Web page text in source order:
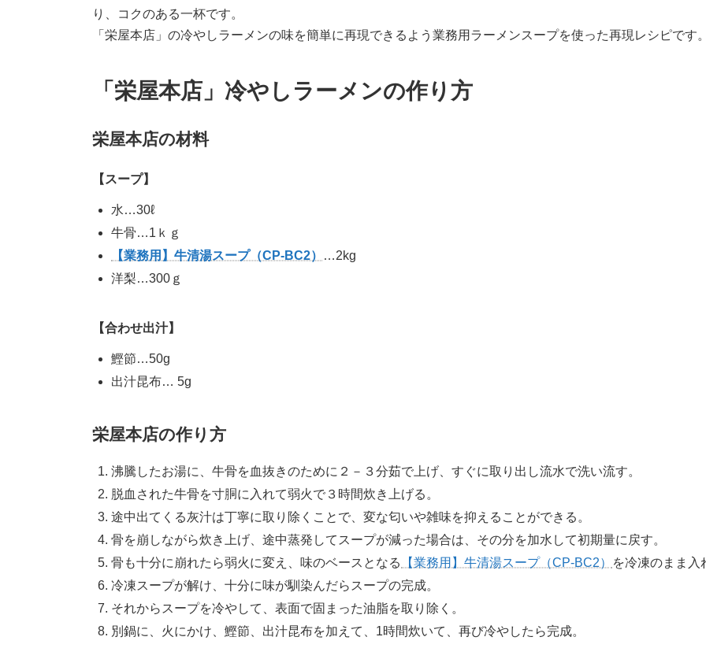
り、コクのある一杯です。
「栄屋本店」の冷やしラーメンの味を簡単に再現できるよう業務用ラーメンスープを使った再現レシピです。
「栄屋本店」冷やしラーメンの作り方
栄屋本店の材料
【スープ】
水…30ℓ
牛骨…1ｋｇ
【業務用】牛清湯スープ（CP-BC2）
…2kg
洋梨…300ｇ
【合わせ出汁】
鰹節…50g
出汁昆布… 5g
栄屋本店の作り方
沸騰したお湯に、牛骨を血抜きのために２－３分茹で上げ、すぐに取り出し流水で洗い流す。
脱血された牛骨を寸胴に入れて弱火で３時間炊き上げる。
途中出てくる灰汁は丁寧に取り除くことで、変な匂いや雑味を抑えることができる。
骨を崩しながら炊き上げ、途中蒸発してスープが減った場合は、その分を加水して初期量に戻す。
骨も十分に崩れたら弱火に変え、味のベースとなる
【業務用】牛清湯スープ（CP-BC2）
を冷凍のまま入
冷凍スープが解け、十分に味が馴染んだらスープの完成。
それからスープを冷やして、表面で固まった油脂を取り除く。
別鍋に、火にかけ、鰹節、出汁昆布を加えて、1時間炊いて、再び冷やしたら完成。